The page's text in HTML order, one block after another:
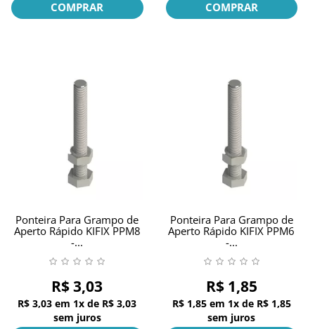
COMPRAR COMPRAR
Ponteira Para Grampo de
Aperto Rápido KIFIX PPM8
-...
R$ 3,03
R$ 3,03 em 1x de R$ 3,03
sem juros
Ponteira Para Grampo de
Aperto Rápido KIFIX PPM6
-...
R$ 1,85
R$ 1,85 em 1x de R$ 1,85
sem juros